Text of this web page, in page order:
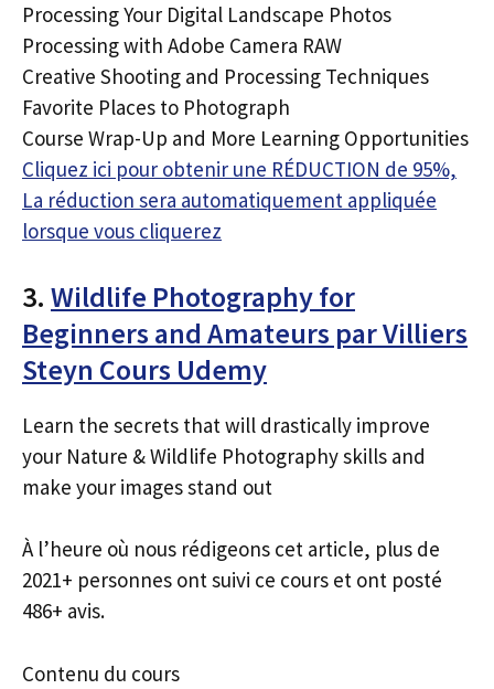
Processing Your Digital Landscape Photos
Processing with Adobe Camera RAW
Creative Shooting and Processing Techniques
Favorite Places to Photograph
Course Wrap-Up and More Learning Opportunities
Cliquez ici pour obtenir une RÉDUCTION de 95%,
La réduction sera automatiquement appliquée
lorsque vous cliquerez
3. Wildlife Photography for
Beginners and Amateurs par Villiers
Steyn Cours Udemy
Learn the secrets that will drastically improve
your Nature & Wildlife Photography skills and
make your images stand out
À l’heure où nous rédigeons cet article, plus de
2021+ personnes ont suivi ce cours et ont posté
486+ avis.
Contenu du cours